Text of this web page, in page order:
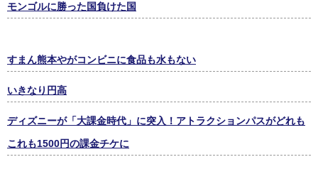
モンゴルに勝った国負けた国
すまん熊本やがコンビニに食品も水もない
いきなり円高
ディズニーが「大課金時代」に突入！アトラクションパスがどれも
これも1500円の課金チケに